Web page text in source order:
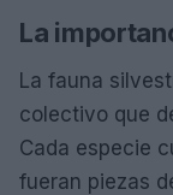
La
La fauna
colectivo que
Cada especie
fueran piezas